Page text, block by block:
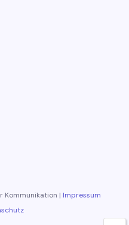
Kommunikation | Impressum